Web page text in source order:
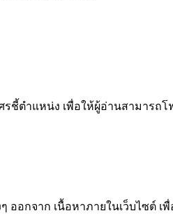
ชี้ตำแหน่ง เพื่อให้ผู้อ่านสามารถ
ออกจาก เนื้อหาภายในเว็บไซต์ เ